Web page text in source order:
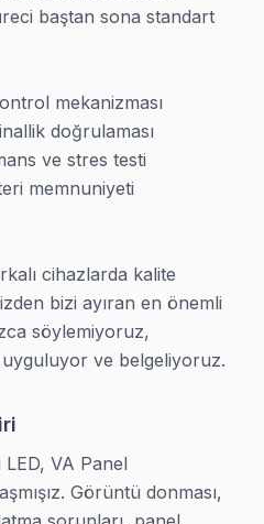
sık karşılaştığımız
Güç kartı, anakart
çatırtı, düşük ses sorunları
İnternet bağlantısı,
karakteristik
aynı gün çözüm yazılı
Hisense Servis
servis ağımız
mahalleler
ve tatil günleri dahil randevu
olduğu her yere
baştan sona standart
mekanizması
doğrulaması
ve stres testi
memnuniyeti
cihazlarda kalite
bizi ayıran en önemli
söylemiyoruz,
ve belgeliyoruz.
VA Panel
Görüntü donması,